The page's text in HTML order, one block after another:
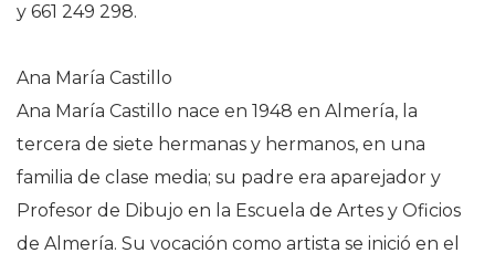
y 661 249 298.
Ana María Castillo
Ana María Castillo nace en 1948 en Almería, la
tercera de siete hermanas y hermanos, en una
familia de clase media; su padre era aparejador y
Profesor de Dibujo en la Escuela de Artes y Oficios
de Almería. Su vocación como artista se inició en el